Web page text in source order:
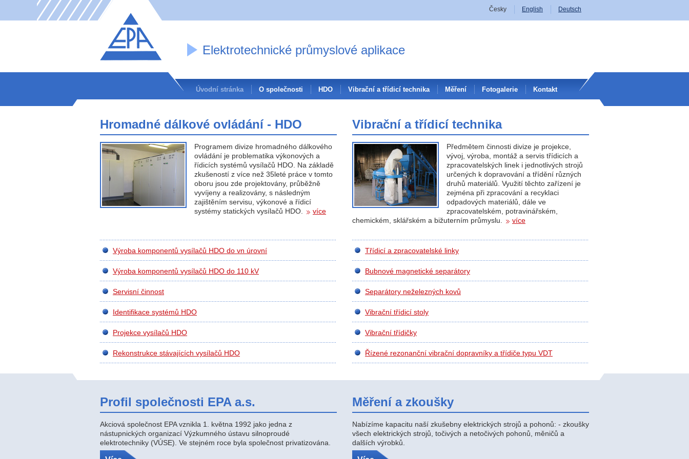
Elektrotechnické průmyslové aplikace
Úvodní stránka O společnosti HDO Vibrační a třídicí technika Měření Fotogalerie Kontakt
Česky English Deutsch
Hromadné dálkové ovládání - HDO
Programem divize hromadného dálkového
ovládání je problematika výkonových a
řídicích systémů vysílačů HDO. Na základě
zkušeností z více než 35leté práce v tomto
oboru jsou zde projektovány, průběžně
vyvíjeny a realizovány, s následným
zajištěním servisu, výkonové a řídicí
systémy statických vysílačů HDO.
více
Výroba komponentů vysílačů HDO do vn úrovní
Výroba komponentů vysílačů HDO do 110 kV
Servisní činnost
Identifikace systémů HDO
Projekce vysílačů HDO
Rekonstrukce stávajících vysílačů HDO
Vibrační a třídicí technika
Předmětem činnosti divize je projekce,
vývoj, výroba, montáž a servis třídicích a
zpracovatelských linek i jednotlivých strojů
určených k dopravování a třídění různých
druhů materiálů. Využití těchto zařízení je
zejména při zpracování a recyklaci
odpadových materiálů, dále ve
zpracovatelském, potravinářském,
chemickém, sklářském a bižuterním průmyslu.
více
Třídicí a zpracovatelské linky
Bubnové magnetické separátory
Separátory neželezných kovů
Vibrační třídicí stoly
Vibrační třídičky
Řízené rezonanční vibrační dopravníky a třídiče typu VDT
Profil společnosti EPA a.s.
Akciová společnost EPA vznikla 1. května 1992 jako jedna z
nástupnických organizací Výzkumného ústavu silnoproudé
elektrotechniky (VÚSE). Ve stejném roce byla společnost privatizována.
Měření a zkoušky
Nabízíme kapacitu naší zkušebny elektrických strojů a pohonů: - zkoušky
všech elektrických strojů, točivých a netočivých pohonů, měničů a
dalších výrobků.